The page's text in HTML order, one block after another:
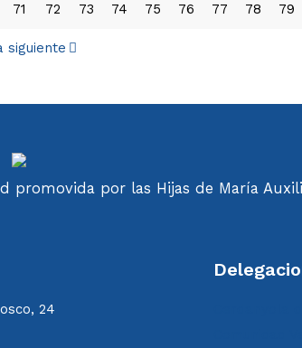
71 72 73 74 75 76 77 78 79
siguiente
promovida por las Hijas de María
24